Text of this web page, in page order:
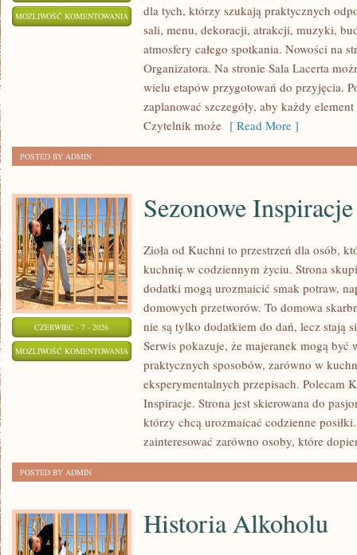
MOŻLIWOŚĆ KOMENTOWANIA MODA
STYLIZACJA
dla tych, którzy szukają praktycznych
sali, menu, dekoracji, atrakcji, muzyki,
atmosfery całego spotkania. Nowości na
Organizatora. Na stronie Sala Lacerta
wielu etapów przygotowań do przyjęcia.
zaplanować szczegóły, aby każdy
Czytelnik może [ Read More ]
POSTED BY ADMIN
CZERWIEC - 7 - 2026
MOŻLIWOŚĆ KOMENTOWANIA SEZONOWE
INSPIRACJE
Sezonowe Inspiracje
Zioła od Kuchni to przestrzeń dla osób,
kuchnię w codziennym życiu. Strona
dodatki mogą urozmaicić smak potraw,
domowych przetworów. To domowa
nie są tylko dodatkiem do dań, lecz stają
Serwis pokazuje, że majeranek mogą
praktycznych sposobów, zarówno w
eksperymentalnych przepisach. Polecam
Inspiracje. Strona jest skierowana do
którzy chcą urozmaicać codzienne
zainteresować zarówno osoby, które
POSTED BY ADMIN
Historia Alkoholu